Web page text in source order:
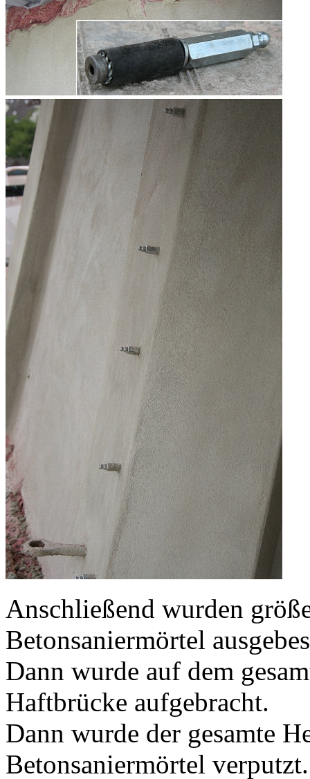
Anschließend wurden
Betonsaniermörtel
Dann wurde auf dem
Haftbrücke aufgebracht.
Dann wurde der gesamte
Betonsaniermörtel verputzt.